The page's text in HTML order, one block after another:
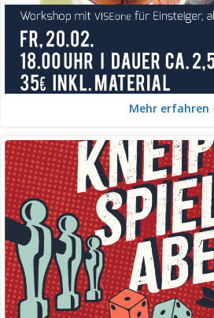
Mehr erfahren